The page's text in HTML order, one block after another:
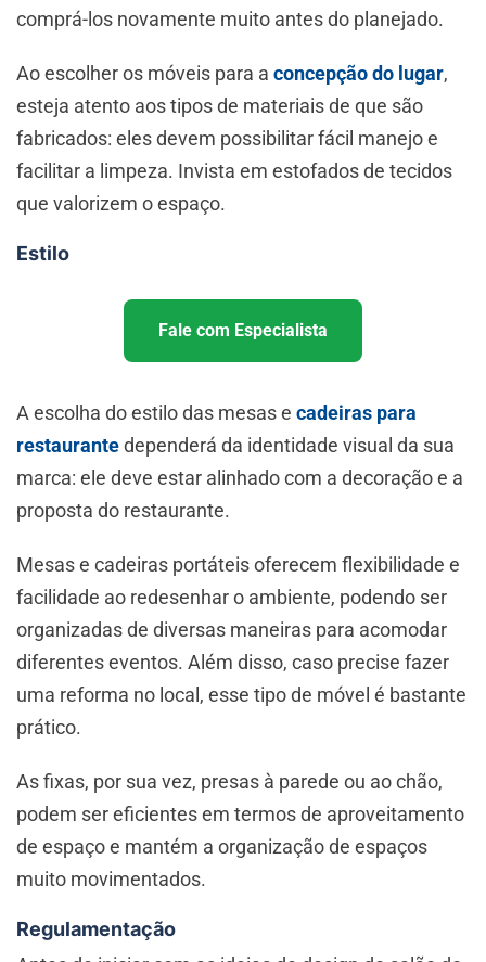
comprá-los novamente muito antes do planejado.
Ao escolher os móveis para a concepção do lugar,
esteja atento aos tipos de materiais de que são
fabricados: eles devem possibilitar fácil manejo e
facilitar a limpeza. Invista em estofados de tecidos
que valorizem o espaço.
Estilo
Fale com Especialista
A escolha do estilo das mesas e cadeiras para
restaurantedependerá da identidade visual da sua
marca: ele deve estar alinhado com a decoração e a
proposta do restaurante.
Mesas e cadeiras portáteis oferecem flexibilidade e
facilidade ao redesenhar o ambiente, podendo ser
organizadas de diversas maneiras para acomodar
diferentes eventos. Além disso, caso precise fazer
uma reforma no local, esse tipo de móvel é bastante
prático.
As fixas, por sua vez, presas à parede ou ao chão,
podem ser eficientes em termos de aproveitamento
de espaço e mantém a organização de espaços
muito movimentados.
Regulamentação